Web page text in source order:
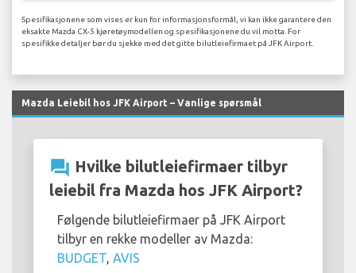
Spesifikasjonene som vises er kun for informasjonsformål, vi kan ikke garantere den
eksakte Mazda CX-5 kjøretøymodellen og spesifikasjonene du vil motta. For
spesifikke detaljer bør du sjekke med det gitte bilutleiefirmaet på JFK Airport.
Mazda Leiebil hos JFK Airport – Vanlige spørsmål
question_answer Hvilke bilutleiefirmaer tilbyr
leiebil fra Mazda hos JFK Airport?
Følgende bilutleiefirmaer på JFK Airport
tilbyr en rekke modeller av Mazda:
BUDGET, AVIS